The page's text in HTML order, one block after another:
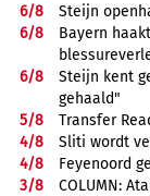
6/8
Steijn
6/8
Bayern
6/8
Steijn kent
gehaald"
5/8
Transfer
4/8
Sliti wordt
4/8
Feyenoord
3/8
COLUMN: